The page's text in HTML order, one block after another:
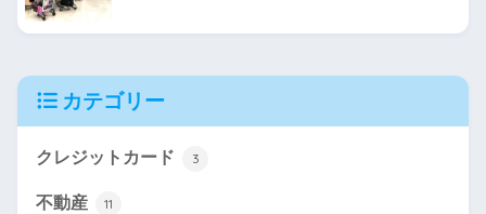
カテゴリー
クレジットカード 3
不動産 11